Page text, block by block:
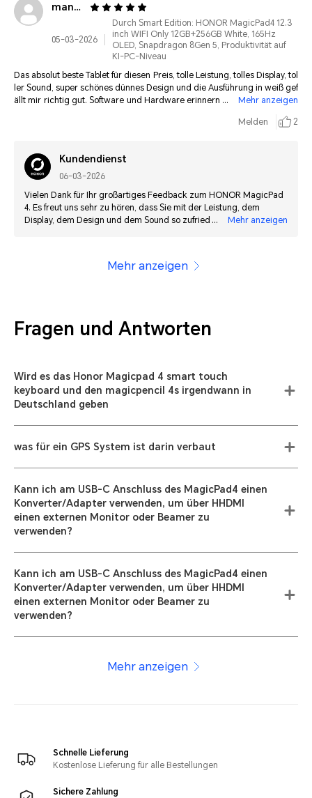
manuelzi********@web.de
05-03-2026
Durch Smart Edition: HONOR MagicPad4 12.3
inch WIFI Only 12GB+256GB White, 165Hz
OLED, Snapdragon 8Gen 5, Produktivität auf
KI-PC-Niveau
Das absolut beste Tablet für diesen Preis, tolle Leistung, tolles Display, tol
ler Sound, super schönes dünnes Design und die Ausführung in weiß gef
ällt mir richtig gut. Software und Hardware erinnern mich an das iPad P
Mehr anzeigen
Melden 2
Kundendienst
06-03-2026
Vielen Dank für Ihr großartiges Feedback zum HONOR MagicPad
4. Es freut uns sehr zu hören, dass Sie mit der Leistung, dem
Display, dem Design und dem Sound so zufrieden sind. Auch Ihr
Mehr anzeigen
Mehr anzeigen
Fragen und Antworten
Wird es das Honor Magicpad 4 smart touch
keyboard und den magicpencil 4s irgendwann in
Deutschland geben
was für ein GPS System ist darin verbaut
Kann ich am USB-C Anschluss des MagicPad4 einen
Konverter/Adapter verwenden, um über HHDMI
einen externen Monitor oder Beamer zu
verwenden?
Kann ich am USB-C Anschluss des MagicPad4 einen
Konverter/Adapter verwenden, um über HHDMI
einen externen Monitor oder Beamer zu
verwenden?
Mehr anzeigen
Schnelle Lieferung
Kostenlose Lieferung für alle Bestellungen
Sichere Zahlung